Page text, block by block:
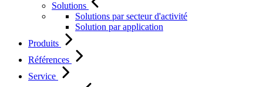
Solutions
Solutions par secteur d'activité
Solution par application
Produits
Références
Service